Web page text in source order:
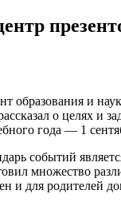
образования и
о целях и
года — 1
событий
множество
и для